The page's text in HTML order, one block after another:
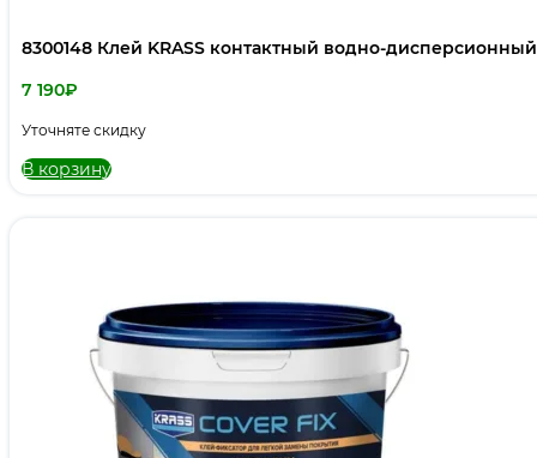
8300148 Клей KRASS контактный водно-дисперсионный
7 190₽
Уточняте скидку
В корзину